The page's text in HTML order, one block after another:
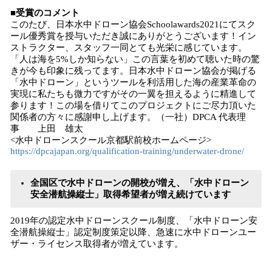
■受賞のコメント
このたび、日本水中ドローン協会Schoolawards2021にてスク
ール優秀賞を授与いただき誠にありがとうございます！イン
ストラクター、スタッフ一同とても光栄に感じています。
「人は海を5%しか知らない」この言葉を初めて聴いた時の驚
きが今も印象に残ってます。日本水中ドローン協会が掲げる
「水中ドローン」というツールを利活用した海の産業革命の
実現に私たちも微力ですがその一翼を担えるように精進して
参ります！この場を借りてこのプロジェクトにご尽力頂いた
関係者の方々に感謝申し上げます。（一社）DPCA 代表理
事 上田 雄太
<水中ドローンスクール京都駅前校ホームページ>
https://dpcajapan.org/qualification-training/underwater-drone/
全国区で水中ドローンの開校が増え 、「水中ドローン
安全潜航操縦士」取得希望者が増え続けています
2019年の認定水中ドローンスクール制度、「水中ドローン安
全潜航操縦士」認定制度策定以降、急速に水中ドローンユー
ザー・ライセンス取得者が増えています。